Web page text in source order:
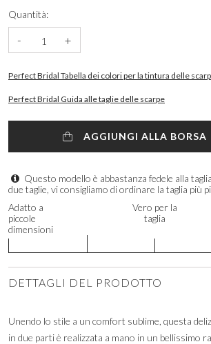
Quantità:
- +
Perfect Bridal Tabella dei colori per la tintura delle
Perfect Bridal Guida alle taglie delle scarpe
AGGIUNGI ALLA BORSA
Questo modello è abbastanza fedele alla
due taglie, vi consigliamo di ordinare la taglia più
Adatto a
piccole
dimensioni
Vero per la
taglia
DETTAGLI DEL PRODOTTO
Unendo lo stile a un comfort sublime, questa
in due parti è realizzata a mano in un bellissimo